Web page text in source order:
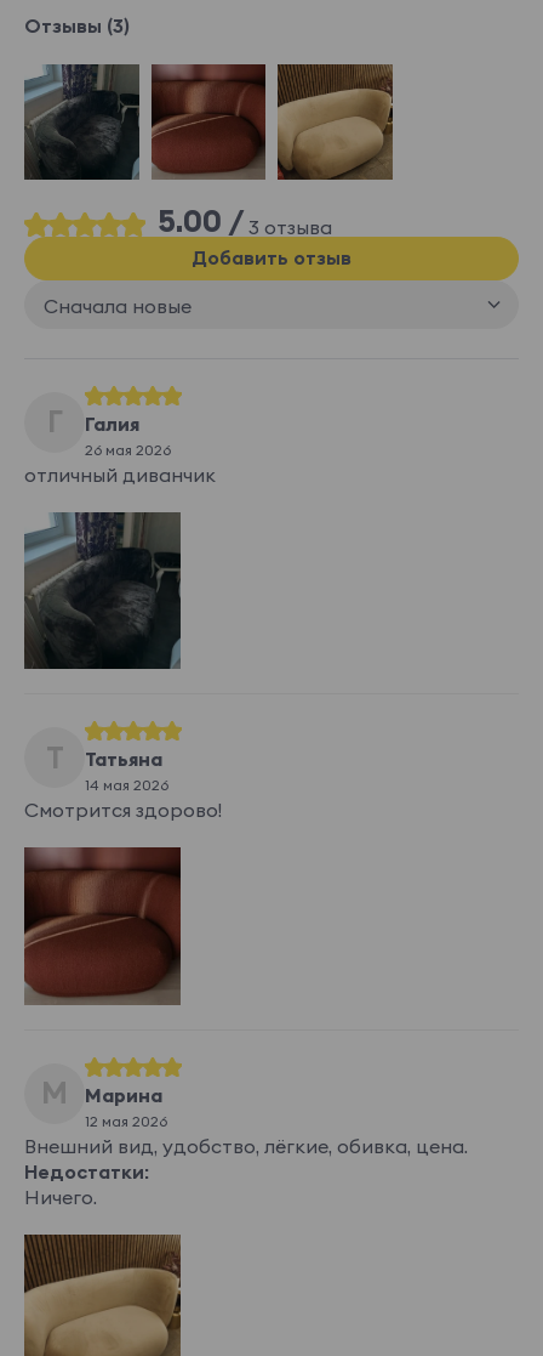
Отзывы (3)
5.00 / 3 отзыва
Сначала новые
Добавить отзыв
Г Галия
26 мая 2026
отличный диванчик
Т Татьяна
14 мая 2026
Смотрится здорово!
М Марина
12 мая 2026
Внешний вид, удобство, лёгкие, обивка, цена.
Недостатки:
Ничего.